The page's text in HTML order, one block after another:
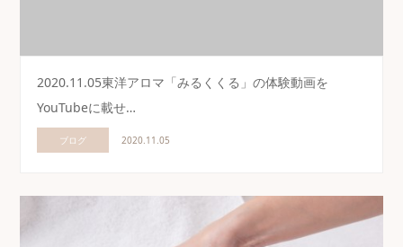
2020.11.05東洋アロマ「みるくくる」の体験動画を
YouTubeに載せ…
ブログ 2020.11.05